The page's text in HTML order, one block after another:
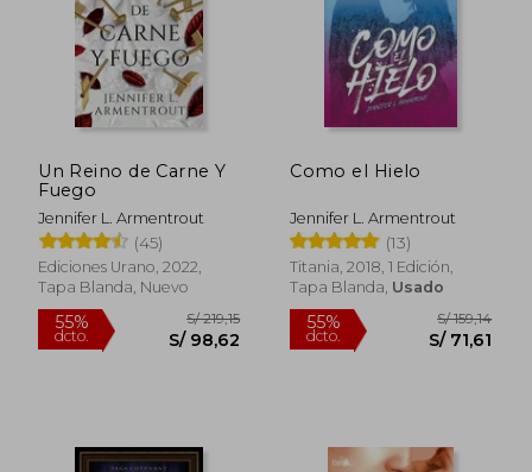
Un Reino de Carne Y
Fuego
Jennifer L. Armentrout
(45)
Ediciones Urano, 2022,
Tapa Blanda, Nuevo
Como el Hielo
Jennifer L. Armentrout
(13)
Titania, 2018, 1 Edición,
Tapa Blanda, Usado